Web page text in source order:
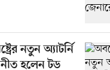
নতুন অ্যাটর্নি
হলেন টড